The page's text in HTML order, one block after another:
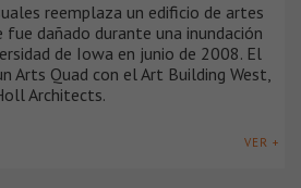
reemplaza un edificio de artes
dañado durante una inundación
de Iowa en junio de 2008. El
Arts Quad con el Art Building West,
Architects.
VER +